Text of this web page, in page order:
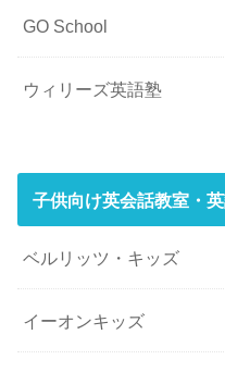
GO School
ウィリーズ英語塾
子供向け英会話教室・
ベルリッツ・キッズ
イーオンキッズ